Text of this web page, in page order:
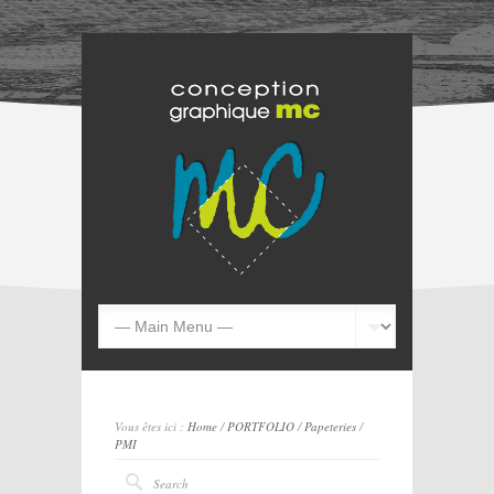
Vous êtes ici : Home/PORTFOLIO/Papeteries/
PMI